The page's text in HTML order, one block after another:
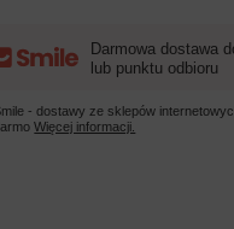
Darmowa dostawa
lub punktu odbioru
- dostawy ze sklepów
Więcej informacji.